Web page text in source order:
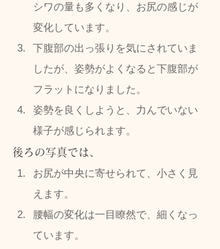
シワの量も多くなり、お尻の感じが
変化しています。
下腹部の出っ張りを気にされていま
したが、姿勢がよくなると下腹部が
フラットになりました。
姿勢を良くしようと、力んでいない
様子が感じられます。
後ろの写真では、
お尻が中央に寄せられて、小さく見
えます。
腰幅の変化は一目瞭然で、細くなっ
ています。